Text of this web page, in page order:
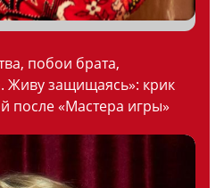
побои брата,
Живу защищаясь»: крик
после «Мастера игры»